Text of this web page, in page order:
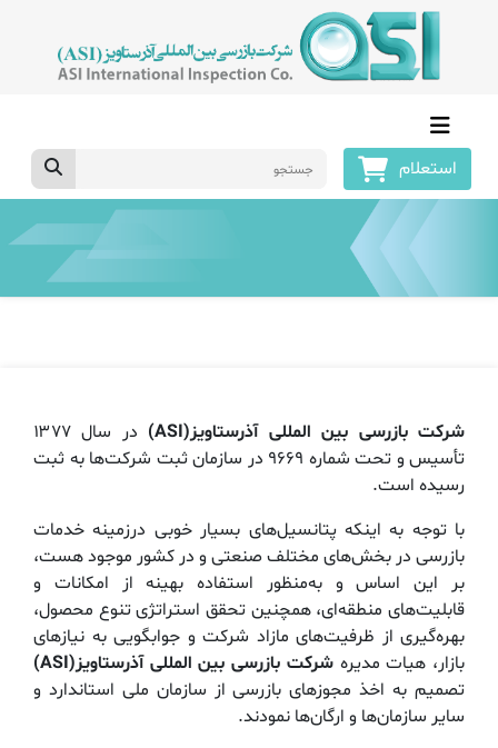
استعلام
شرکت بازرسی بین المللی آذرستاویز(ASI)
در سال ۱۳۷۷
تأسیس و تحت شماره ۹۶۶۹ در سازمان ثبت شرکت‌ها به ثبت
رسیده است.
با توجه به اینکه پتانسیل‌های بسیار خوبی درزمینه خدمات
بازرسی در بخش‌های مختلف صنعتی و در کشور موجود هست،
بر این اساس و به‌منظور استفاده بهینه از امكانات و
قابلیت‌های منطقه‌ای، همچنین تحقق استراتژی تنوع محصول،
بهره‌گیری از ظرفیت‌های مازاد شركت و جوابگویی به نیازهای
بازار، هیات ‌مدیره شركت بازرسی بین المللی آذرستاویز(ASI)
تصمیم به اخذ مجوزهای بازرسی از سازمان ملی استاندارد و
سایر سازمان‌ها و ارگان‌ها نمودند.